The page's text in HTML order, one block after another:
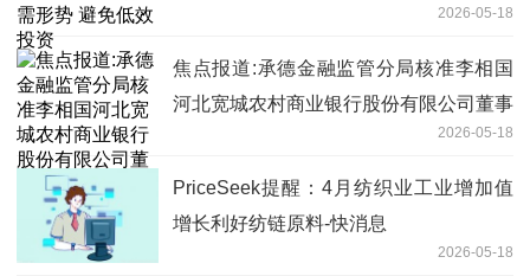
2026-05-18
焦点报道:承德金融监管分局核准李相国
河北宽城农村商业银行股份有限公司董事
2026-05-18
PriceSeek提醒：4月纺织业工业增加值
增长利好纺链原料-快消息
2026-05-18